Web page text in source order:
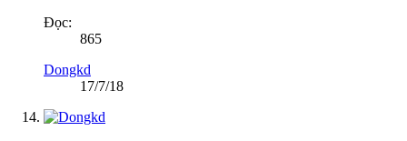
Đọc:
865
Dongkd
17/7/18